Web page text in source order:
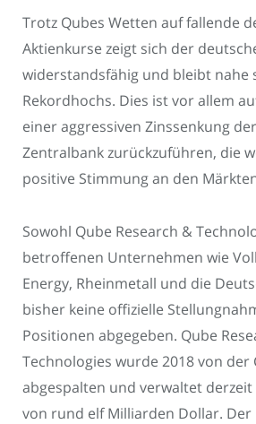
Trotz Qubes Wetten auf fallende
Aktienkurse zeigt sich der
widerstandsfähig und bleibt nahe
Rekordhochs. Dies ist vor allem
einer aggressiven Zinssenkung
Zentralbank zurückzuführen, die
positive Stimmung an den
Sowohl Qube Research &
betroffenen Unternehmen wie
Energy, Rheinmetall und die
bisher keine offizielle
Positionen abgegeben. Qube
Technologies wurde 2018 von der
abgespalten und verwaltet
von rund elf Milliarden Dollar.